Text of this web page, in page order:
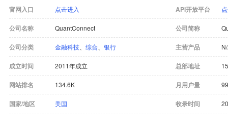
官网入口 点击进入 API开放平台
公司名称 QuantConnect 公司简称
公司分类 金融科技 综合 银行 主营产品
成立时间 2011年成立 总部地址
网站排名 134.6K 月用户量
国家/地区 美国 收录时间